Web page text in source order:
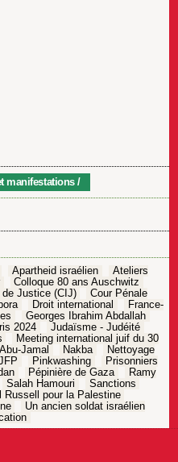
manifestations
Apartheid israélien
Ateliers
Colloque 80 ans Auschwitz
de Justice (CIJ)
Cour Pénale
Droit international
France-
Georges Ibrahim Abdallah
2024
Judaïsme - Judéité
Meeting international juif du 30
Jamal Nakba
Nettoyage
Pinkwashing
Prisonniers
Pépinière de Gaza
Ramy
Salah Hamouri
Sanctions
Russell pour la Palestine
Un ancien soldat israélien